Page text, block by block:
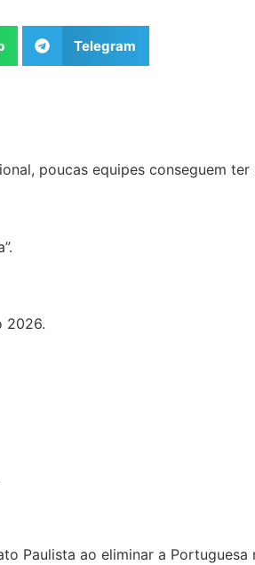
Telegram
poucas equipes conseguem ter
2026.
Paulista ao eliminar a